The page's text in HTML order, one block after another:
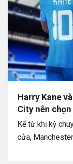
Harry Kane
City nên chọn
Kể từ khi kỳ
cửa,